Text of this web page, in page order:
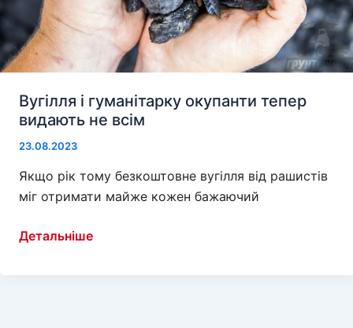
Вугілля і гуманітарку окупанти тепер
видають не всім
23.08.2023
Якщо рік тому безкоштовне вугілля від рашистів
міг отримати майже кожен бажаючий
Вугілля
Детальніше